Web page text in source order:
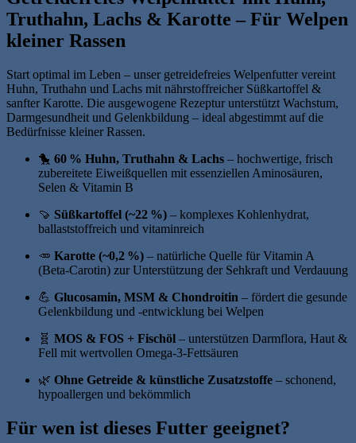
Truthahn, Lachs & Karotte – Für Welpen
kleiner Rassen
Start optimal im Leben – unser getreidefreies Welpenfutter vereint
Huhn, Truthahn und Lachs mit nährstoffreicher Süßkartoffel &
sanfter Karotte. Die ausgewogene Rezeptur unterstützt Wachstum,
Darmgesundheit und Gelenkbildung – ideal abgestimmt auf die
Bedürfnisse kleiner Rassen.
🐤 60 % Huhn, Truthahn & Lachs – hochwertige, frisch
zubereitete Eiweißquellen mit essenziellen Aminosäuren,
Selen & Vitamin B
🍠 Süßkartoffel (~22 %) – komplexes Kohlenhydrat,
ballaststoffreich und vitaminreich
🥕 Karotte (~0,2 %) – natürliche Quelle für Vitamin A
(Beta‑Carotin) zur Unterstützung der Sehkraft und Verdauung
💪 Glucosamin, MSM & Chondroitin – fördert die gesunde
Gelenkbildung und -entwicklung bei Welpen
🧬 MOS & FOS + Fischöl – unterstützen Darmflora, Haut &
Fell mit wertvollen Omega‑3-Fettsäuren
🌿 Ohne Getreide & künstliche Zusatzstoffe – schonend,
hypoallergen und bekömmlich
Für wen ist dieses Futter geeignet?